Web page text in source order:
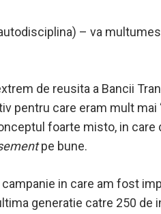
– va
de reusita a Bancii
pentru care eram mult mai
foarte misto, in care
pe bune.
in care am fost
generatie catre 250